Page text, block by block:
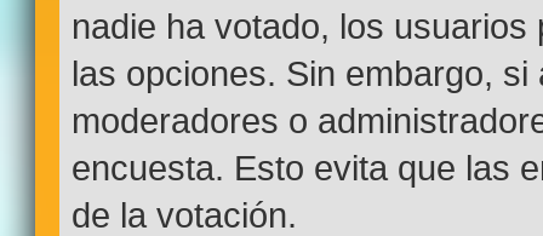
nadie ha votado, los
las opciones. Sin embargo,
moderadores o
encuesta. Esto evita que las
de la votación.